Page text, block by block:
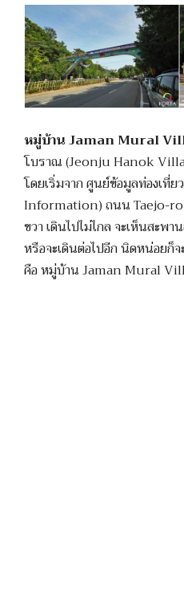
หมู่บ้าน Jaman Mural
โบราณ (Jeonju Hanok
โดยเริ่มจาก ศูนย์ข้อมูลท่องเ
Information) ถนน Taejo-ro
ขวา เดินไปไม่ไกล จะเห็นสะพ
หรือจะเดินต่อไปอีก นิดหน่อยก็
คือ หมู่บ้าน Jaman Mural